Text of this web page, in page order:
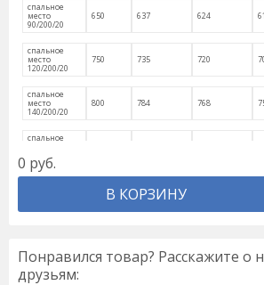
спальное
место
90/200/20
650 637 624
спальное
место
120/200/20
750 735 720
спальное
место
140/200/20
800 784 768
спальное
160/200/20
941
0 руб.
В КОРЗИНУ
Понравился товар? Расскажите о
друзьям: